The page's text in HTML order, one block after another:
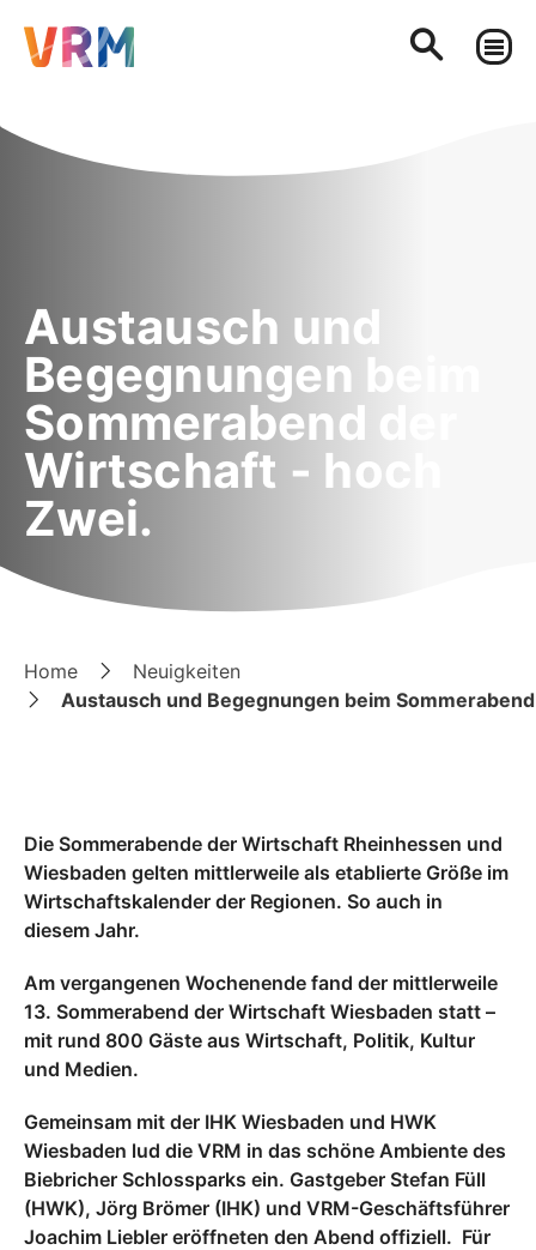
Austausch und
Begegnungen beim
Sommerabend der
Wirtschaft - hoch
Zwei.
Home
Neuigkeiten
Austausch und Begegnungen beim
Die Sommerabende der Wirtschaft Rheinhessen und
Wiesbaden gelten mittlerweile als etablierte Größe im
Wirtschaftskalender der Regionen. So auch in
diesem Jahr.
Am vergangenen Wochenende fand der mittlerweile
13. Sommerabend der Wirtschaft Wiesbaden statt –
mit rund 800 Gäste aus Wirtschaft, Politik, Kultur
und Medien.
Gemeinsam mit der IHK Wiesbaden und HWK
Wiesbaden lud die VRM in das schöne Ambiente des
Biebricher Schlossparks ein. Gastgeber Stefan Füll
(HWK), Jörg Brömer (IHK) und VRM-Geschäftsführer
Joachim Liebler eröffneten den Abend offiziell. Für